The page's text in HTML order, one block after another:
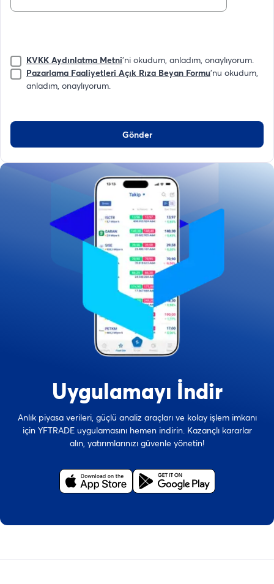
KVKK Aydınlatma Metni'ni okudum, anladım, onaylıyorum.
Pazarlama Faaliyetleri Açık Rıza Beyan Formu'nu okudum,
anladım, onaylıyorum.
Gönder
Uygulamayı İndir
Anlık piyasa verileri, güçlü analiz araçları ve kolay işlem imkanı
için YFTRADE uygulamasını hemen indirin. Kazançlı kararlar
alın, yatırımlarınızı güvenle yönetin!